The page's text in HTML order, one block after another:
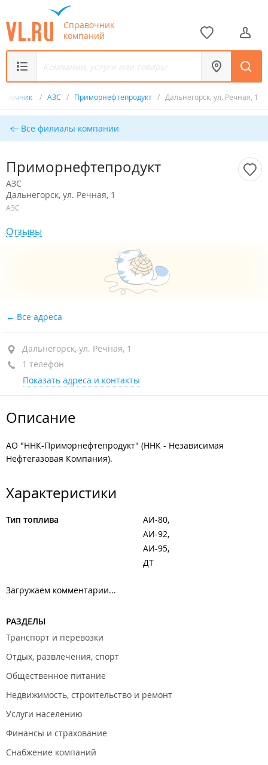
Справочник
компаний
/ АЗС / Приморнефтепродукт / Дальнегорск, ул. Речная, 1
Все филиалы компании
Приморнефтепродукт
АЗС
Дальнегорск, ул. Речная, 1
АЗС
Отзывы
Все адреса
Дальнегорск, ул. Речная, 1
1 телефон
Показать адреса и контакты
Описание
АО "ННК-Приморнефтепродукт" (ННК - Независимая
Нефтегазовая Компания).
Характеристики
Тип топлива
АИ-80
АИ-92
АИ-95
ДТ
Загружаем комментарии...
РАЗДЕЛЫ
Транспорт и перевозки
Отдых, развлечения, спорт
Общественное питание
Недвижимость, строительство и ремонт
Услуги населению
Финансы и страхование
Снабжение компаний